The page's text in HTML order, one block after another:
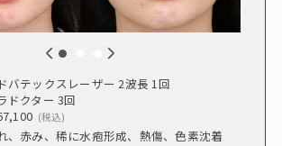
バテックスレーザー 2波長 1回
ドクター 3回
(税込)
、赤み、稀に水疱形成、熱傷、色素沈着